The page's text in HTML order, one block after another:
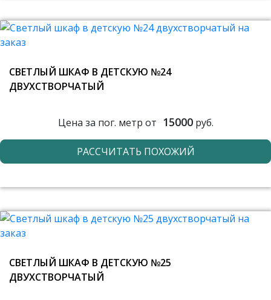
СВЕТЛЫЙ ШКАФ В ДЕТСКУЮ №24
ДВУХСТВОРЧАТЫЙ
Цена за пог. метр от 15000руб.
РАССЧИТАТЬ ПОХОЖИЙ
СВЕТЛЫЙ ШКАФ В ДЕТСКУЮ №25
ДВУХСТВОРЧАТЫЙ